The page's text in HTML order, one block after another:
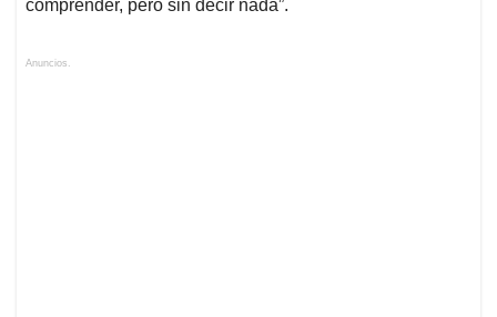
comprender, pero sin decir nada”.
Anuncios.